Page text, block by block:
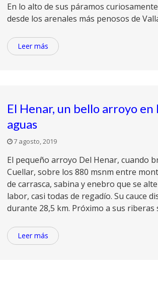
En lo alto de sus páramos
desde los arenales más penosos de
Leer más
El Henar, un bello arroyo en
aguas
7 agosto, 2019
El pequeño arroyo Del Henar, cuando
Cuellar, sobre los 880 msnm entre
de carrasca, sabina y enebro que se
labor, casi todas de regadío. Su cauce
durante 28,5 km. Próximo a sus riberas
Leer más